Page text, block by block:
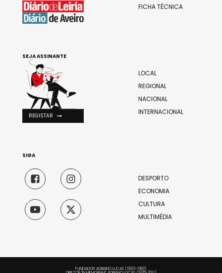
FICHA TÉCNICA
LOCAL
REGIONAL
NACIONAL
INTERNACIONAL
DESPORTO
ECONOMIA
CULTURA
MULTIMÉDIA
SEJA ASSINANTE
REGISTAR
SIGA
FUNDADOR: ADRIANO LUCAS (1883-1950)